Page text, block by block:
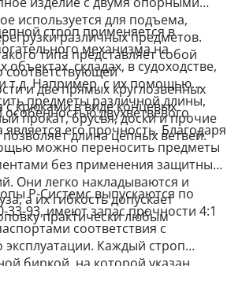
используется для подъема,
различных предметов.
типа представляет собой
соответствующей
и две прямых круглозвенных
с крюками в виде концевых
строп применяется в
механизма на
объектах, складах, в судоходстве,
и т.д. Например, с их помощью
предметы различной длины,
прокат, брусья, доски и прочие
длина цепных ветвей.
двухветвевого
его прочность. Благодаря
можно переносить предметы
без применения защитных
Они легко накладываются и
а их гибкость допускает
практически любым
Р-Системс выпускаются по
33-93, имеют запас прочности 4:1
соответствия с
эксплуатации. Каждый строп
биркой, на которой указан
длина, запас прочности, дата
изготовителя.